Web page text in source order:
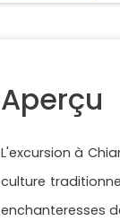
Aperçu
L'excursion à
culture
enchanteresses